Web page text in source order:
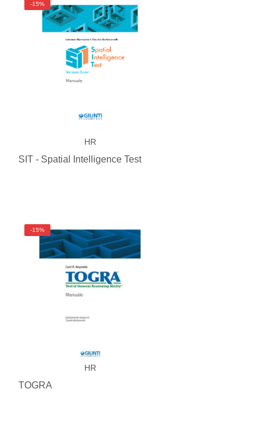
HR
-15%
SIT - Spatial Intelligence Test
HR
-15%
TOGRA